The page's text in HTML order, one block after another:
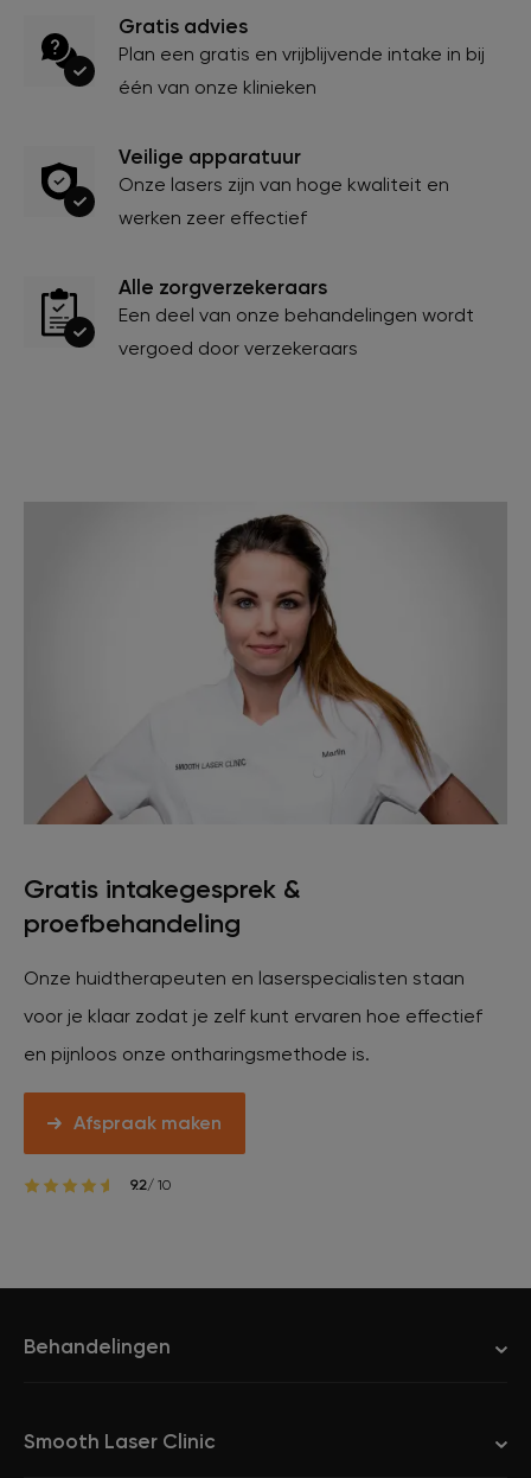
Gratis advies
Plan een gratis en vrijblijvende intake in bij
één van onze klinieken
Veilige apparatuur
Onze lasers zijn van hoge kwaliteit en
werken zeer effectief
Alle zorgverzekeraars
Een deel van onze behandelingen wordt
vergoed door verzekeraars
Gratis intakegesprek &
proefbehandeling
Onze huidtherapeuten en laserspecialisten staan
voor je klaar zodat je zelf kunt ervaren hoe effectief
en pijnloos onze ontharingsmethode is.
Afspraak maken
9.2/ 10
Behandelingen
Smooth Laser Clinic